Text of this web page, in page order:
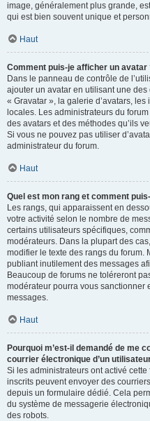
image, généralement plus grande,
qui est bien souvent unique et
Haut
Comment puis-je afficher un avatar
Dans le panneau de contrôle de
ajouter un avatar en utilisant une
« Gravatar », la galerie d’avatars,
locales. Les administrateurs du
des avatars et des méthodes qu’ils
Si vous ne pouvez pas utiliser
administrateur du forum.
Haut
Quel est mon rang et comment
Les rangs, qui apparaissent en
votre activité selon le nombre de
certains utilisateurs spécifiques,
modérateurs. Dans la plupart des
modifier le texte des rangs du forum.
publiant inutilement des messages
Beaucoup de forums ne toléreront
modérateur pourra vous sanctionner
messages.
Haut
Pourquoi m’est-il demandé de me
courrier électronique d’un
Si les administrateurs ont activé
inscrits peuvent envoyer des
depuis un formulaire dédié. Cela
du système de messagerie
des robots.